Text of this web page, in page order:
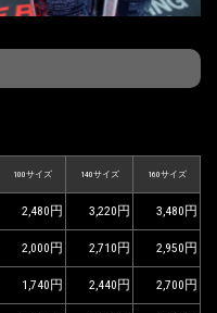
100サイズ 140サイズ 160サイズ
2,480 3,220 3,480
2,000 2,710 2,950
1,740 2,440 2,700